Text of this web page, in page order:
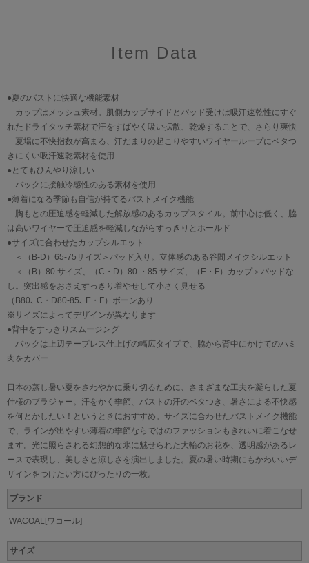
Item Data
●夏のバストに快適な機能素材
カップはメッシュ素材。肌側カップサイドとパッド受けは吸汗速乾性にすぐ
れたドライタッチ素材で汗をすばやく吸い拡散、乾燥することで、さらり爽快
夏場に不快指数が高まる、汗だまりの起こりやすいワイヤーループにベタつ
きにくい吸汗速乾素材を使用
●とてもひんやり涼しい
バックに接触冷感性のある素材を使用
●薄着になる季節も自信が持てるバストメイク機能
胸もとの圧迫感を軽減した解放感のあるカップスタイル。前中心は低く、脇
は高いワイヤーで圧迫感を軽減しながらすっきりとホールド
●サイズに合わせたカップシルエット
＜（B-D）65-75サイズ＞パッド入り。立体感のある谷間メイクシルエット
＜（B）80 サイズ、（C・D）80 ・85 サイズ、（E・F）カップ＞パッドな
し。突出感をおさえすっきり着やせして小さく見せる
（B80､ C・D80-85､ E・F）ボーンあり
※サイズによってデザインが異なります
●背中をすっきりスムージング
バックは上辺テープレス仕上げの幅広タイプで、脇から背中にかけてのハミ
肉をカバー
日本の蒸し暑い夏をさわやかに乗り切るために、さまざまな工夫を凝らした夏
仕様のブラジャー。汗をかく季節、バストの汗のベタつき、暑さによる不快感
を何とかしたい！というときにおすすめ。サイズに合わせたバストメイク機能
で、ラインが出やすい薄着の季節ならではのファッションもきれいに着こなせ
ます。光に照らされる幻想的な氷に魅せられた大輪のお花を、透明感があるレ
ースで表現し、美しさと涼しさを演出しました。夏の暑い時期にもかわいいデ
ザインをつけたい方にぴったりの一枚。
ブランド
WACOAL[ワコール]
サイズ